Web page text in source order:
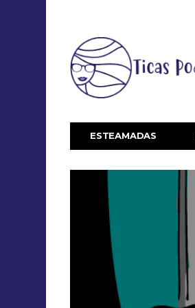
ESTEAMADAS